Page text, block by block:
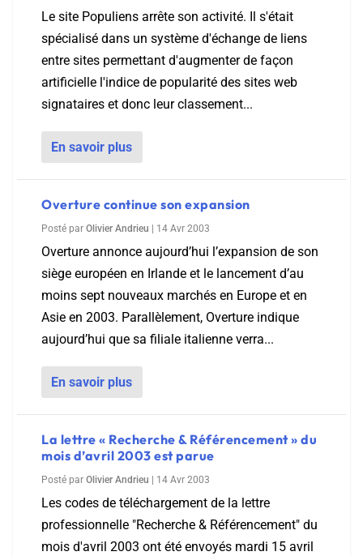
Le site Populiens arrête son activité. Il s'était
spécialisé dans un système d'échange de liens
entre sites permettant d'augmenter de façon
artificielle l'indice de popularité des sites web
signataires et donc leur classement...
En savoir plus
Overture continue son expansion
Posté par Olivier Andrieu 14 Avr 2003
Overture annonce aujourd’hui l’expansion de son
siège européen en Irlande et le lancement d’au
moins sept nouveaux marchés en Europe et en
Asie en 2003. Parallèlement, Overture indique
aujourd’hui que sa filiale italienne verra...
En savoir plus
La lettre « Recherche & Référencement » du
mois d’avril 2003 est parue
Posté par Olivier Andrieu 14 Avr 2003
Les codes de téléchargement de la lettre
professionnelle "Recherche & Référencement" du
mois d'avril 2003 ont été envoyés mardi 15 avril